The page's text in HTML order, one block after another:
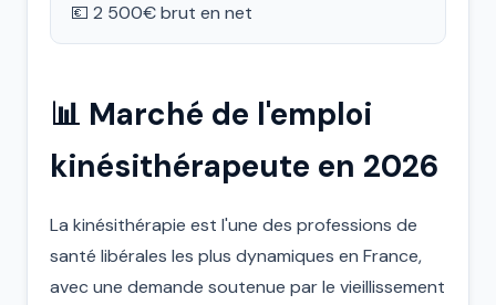
💶 2 500€ brut en net
📊 Marché de l'emploi
kinésithérapeute en 2026
La kinésithérapie est l'une des professions de
santé libérales les plus dynamiques en France,
avec une demande soutenue par le vieillissement